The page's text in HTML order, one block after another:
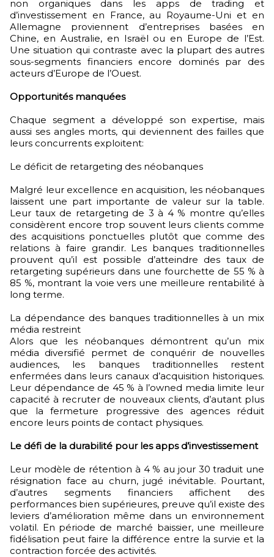
non organiques dans les apps de trading et
d’investissement en France, au Royaume-Uni et en
Allemagne proviennent d’entreprises basées en
Chine, en Australie, en Israël ou en Europe de l’Est.
Une situation qui contraste avec la plupart des autres
sous-segments financiers encore dominés par des
acteurs d’Europe de l’Ouest.
Opportunités manquées
Chaque segment a développé son expertise, mais
aussi ses angles morts, qui deviennent des failles que
leurs concurrents exploitent:
Le déficit de retargeting des néobanques
Malgré leur excellence en acquisition, les néobanques
laissent une part importante de valeur sur la table.
Leur taux de retargeting de 3 à 4 % montre qu’elles
considèrent encore trop souvent leurs clients comme
des acquisitions ponctuelles plutôt que comme des
relations à faire grandir. Les banques traditionnelles
prouvent qu’il est possible d’atteindre des taux de
retargeting supérieurs dans une fourchette de 55 % à
85 %, montrant la voie vers une meilleure rentabilité à
long terme.
La dépendance des banques traditionnelles à un mix
média restreint
Alors que les néobanques démontrent qu’un mix
média diversifié permet de conquérir de nouvelles
audiences, les banques traditionnelles restent
enfermées dans leurs canaux d’acquisition historiques.
Leur dépendance de 45 % à l’owned media limite leur
capacité à recruter de nouveaux clients, d’autant plus
que la fermeture progressive des agences réduit
encore leurs points de contact physiques.
Le défi de la durabilité pour les apps d’investissement
Leur modèle de rétention à 4 % au jour 30 traduit une
résignation face au churn, jugé inévitable. Pourtant,
d’autres segments financiers affichent des
performances bien supérieures, preuve qu’il existe des
leviers d’amélioration même dans un environnement
volatil. En période de marché baissier, une meilleure
fidélisation peut faire la différence entre la survie et la
contraction forcée des activités.